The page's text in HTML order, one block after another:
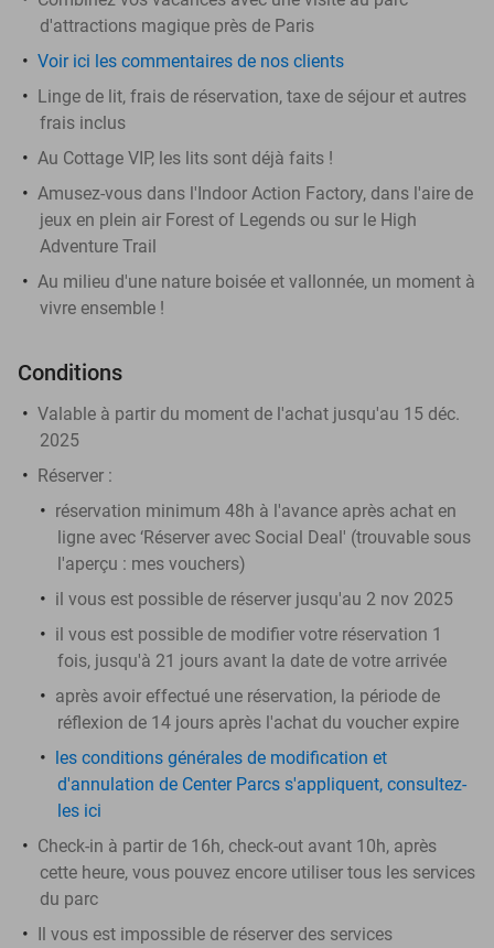
d'attractions magique près de Paris
Voir ici les commentaires de nos clients
Linge de lit, frais de réservation, taxe de séjour et autres
frais inclus
Au Cottage VIP, les lits sont déjà faits !
Amusez-vous dans l'Indoor Action Factory, dans l'aire de
jeux en plein air Forest of Legends ou sur le High
Adventure Trail
Au milieu d'une nature boisée et vallonnée, un moment à
vivre ensemble !
Conditions
Valable à partir du moment de l'achat jusqu'au 15 déc.
2025
Réserver :
réservation minimum 48h à l'avance après achat en
ligne avec ‘Réserver avec Social Deal' (trouvable sous
l'aperçu : mes vouchers)
il vous est possible de réserver jusqu'au 2 nov 2025
il vous est possible de modifier votre réservation 1
fois, jusqu'à 21 jours avant la date de votre arrivée
après avoir effectué une réservation, la période de
réflexion de 14 jours après l'achat du voucher expire
les conditions générales de modification et
d'annulation de Center Parcs s'appliquent, consultez-
les ici
Check-in à partir de 16h, check-out avant 10h, après
cette heure, vous pouvez encore utiliser tous les services
du parc
Il vous est impossible de réserver des services